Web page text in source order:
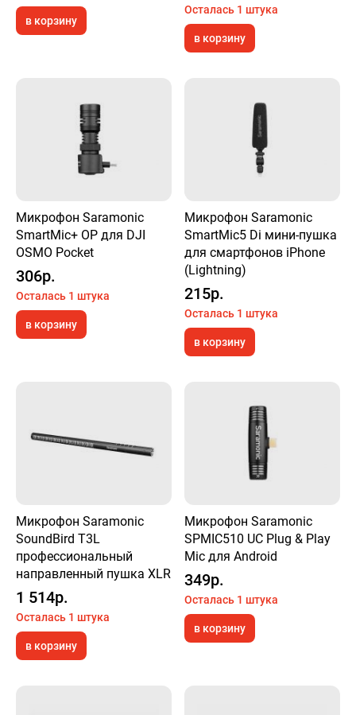
в корзину
Осталась 1 штука
в корзину
Микрофон Saramonic
SmartMic+ OP для DJI
OSMO Pocket
306р.
Осталась 1 штука
в корзину
Микрофон Saramonic
SmartMic5 Di мини-пушка
для смартфонов iPhone
(Lightning)
215р.
Осталась 1 штука
в корзину
Микрофон Saramonic
SoundBird T3L
профессиональный
направленный пушка XLR
1 514р.
Осталась 1 штука
в корзину
Микрофон Saramonic
SPMIC510 UC Plug & Play
Mic для Android
349р.
Осталась 1 штука
в корзину